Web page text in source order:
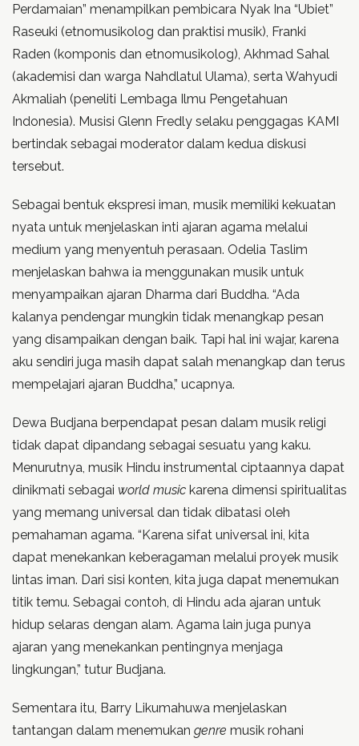
Perdamaian” menampilkan pembicara Nyak Ina “Ubiet”
Raseuki (etnomusikolog dan praktisi musik), Franki
Raden (komponis dan etnomusikolog), Akhmad Sahal
(akademisi dan warga Nahdlatul Ulama), serta Wahyudi
Akmaliah (peneliti Lembaga Ilmu Pengetahuan
Indonesia). Musisi Glenn Fredly selaku penggagas KAMI
bertindak sebagai moderator dalam kedua diskusi
tersebut.
Sebagai bentuk ekspresi iman, musik memiliki kekuatan
nyata untuk menjelaskan inti ajaran agama melalui
medium yang menyentuh perasaan. Odelia Taslim
menjelaskan bahwa ia menggunakan musik untuk
menyampaikan ajaran Dharma dari Buddha. “Ada
kalanya pendengar mungkin tidak menangkap pesan
yang disampaikan dengan baik. Tapi hal ini wajar, karena
aku sendiri juga masih dapat salah menangkap dan terus
mempelajari ajaran Buddha,” ucapnya.
Dewa Budjana berpendapat pesan dalam musik religi
tidak dapat dipandang sebagai sesuatu yang kaku.
Menurutnya, musik Hindu instrumental ciptaannya dapat
dinikmati sebagai world music karena dimensi spiritualitas
yang memang universal dan tidak dibatasi oleh
pemahaman agama. “Karena sifat universal ini, kita
dapat menekankan keberagaman melalui proyek musik
lintas iman. Dari sisi konten, kita juga dapat menemukan
titik temu. Sebagai contoh, di Hindu ada ajaran untuk
hidup selaras dengan alam. Agama lain juga punya
ajaran yang menekankan pentingnya menjaga
lingkungan,” tutur Budjana.
Sementara itu, Barry Likumahuwa menjelaskan
tantangan dalam menemukan genre musik rohani